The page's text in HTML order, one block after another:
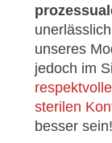
unseres
jedoch im
sterilen
besser sein!